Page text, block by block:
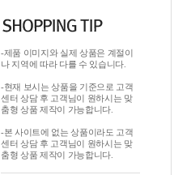
-제품 이미지와 실제 상품은 계절이
나 지역에 따라 다를 수 있습니다.
-현재 보시는 상품을 기준으로 고객
센터 상담 후 고객님이 원하시는 맞
춤형 상품 제작이 가능합니다.
-본 사이트에 없는 상품이라도 고객
센터 상담 후 고객님이 원하시는 맞
춤형 상품 제작이 가능합니다.